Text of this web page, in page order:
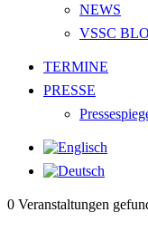
NEWS
VSSC
TERMINE
PRESSE
0 Veranstaltungen